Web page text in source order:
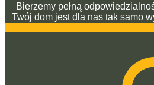
Bierzemy pełną
Twój dom jest dla nas tak samo